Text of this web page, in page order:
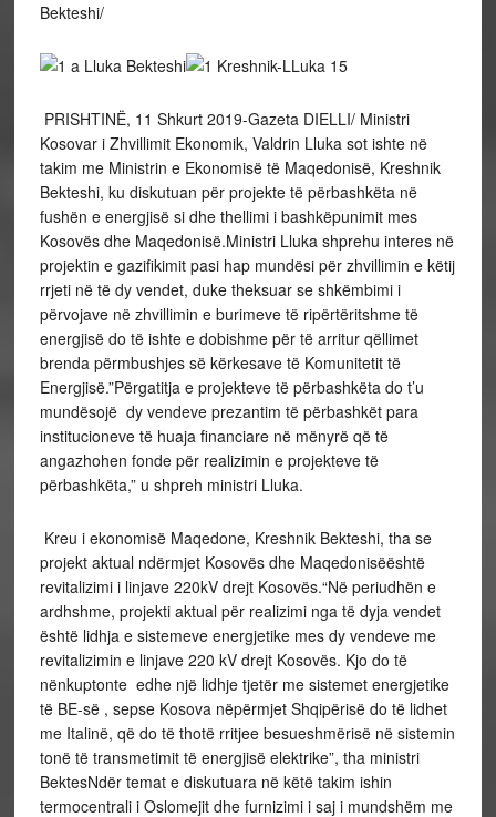
Bekteshi/
PRISHTINË, 11 Shkurt 2019-Gazeta DIELLI/ Ministri
Kosovar i Zhvillimit Ekonomik, Valdrin Lluka sot ishte në
takim me Ministrin e Ekonomisë të Maqedonisë, Kreshnik
Bekteshi, ku diskutuan për projekte të përbashkëta në
fushën e energjisë si dhe thellimi i bashkëpunimit mes
Kosovës dhe Maqedonisë.Ministri Lluka shprehu interes në
projektin e gazifikimit pasi hap mundësi për zhvillimin e këtij
rrjeti në të dy vendet, duke theksuar se shkëmbimi i
përvojave në zhvillimin e burimeve të ripërtëritshme të
energjisë do të ishte e dobishme për të arritur qëllimet
brenda përmbushjes së kërkesave të Komunitetit të
Energjisë.”Përgatitja e projekteve të përbashkëta do t’u
mundësojë dy vendeve prezantim të përbashkët para
institucioneve të huaja financiare në mënyrë që të
angazhohen fonde për realizimin e projekteve të
përbashkëta,” u shpreh ministri Lluka.
Kreu i ekonomisë Maqedone, Kreshnik Bekteshi, tha se
projekt aktual ndërmjet Kosovës dhe Maqedonisëështë
revitalizimi i linjave 220kV drejt Kosovës.“Në periudhën e
ardhshme, projekti aktual për realizimi nga të dyja vendet
është lidhja e sistemeve energjetike mes dy vendeve me
revitalizimin e linjave 220 kV drejt Kosovës. Kjo do të
nënkuptonte edhe një lidhje tjetër me sistemet energjetike
të BE-së , sepse Kosova nëpërmjet Shqipërisë do të lidhet
me Italinë, që do të thotë rritjee besueshmërisë në sistemin
tonë të transmetimit të energjisë elektrike”, tha ministri
BektesNdër temat e diskutuara në këtë takim ishin
termocentrali i Oslomejit dhe furnizimi i saj i mundshëm me